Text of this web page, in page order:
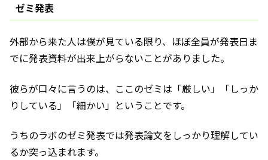
ゼミ発表
外部から来た人は僕が見ている限り、ほぼ全員が発表日ま
でに発表資料が出来上がらないことがありました。
彼らが口々に言うのは、ここのゼミは「厳しい」「しっか
りしている」「細かい」ということです。
うちのラボのゼミ発表では発表論文をしっかり理解してい
るか突っ込まれます。